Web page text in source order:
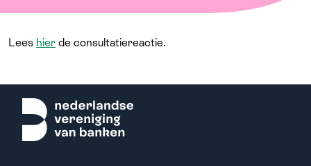
Lees hier de consultatiereactie.